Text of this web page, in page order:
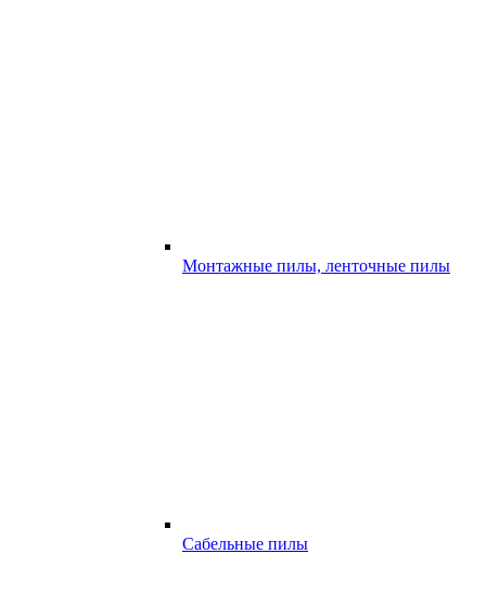
Монтажные пилы, ленточные пилы
Сабельные пилы